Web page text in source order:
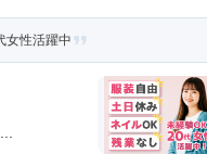
女性活躍中